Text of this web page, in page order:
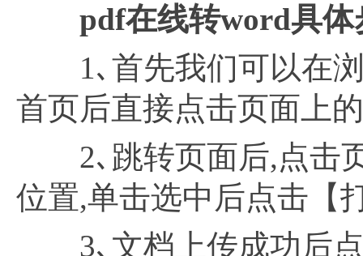
pdf在线转word具体
1､首先我们可以在浏
首页后直接点击页面上
2､跳转页面后,点击页
位置,单击选中后点击【
3､文档上传成功后点